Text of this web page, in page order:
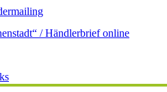
/ Händlerbrief online